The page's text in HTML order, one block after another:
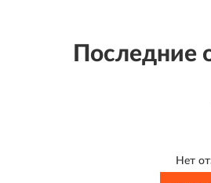
Последние
Нет